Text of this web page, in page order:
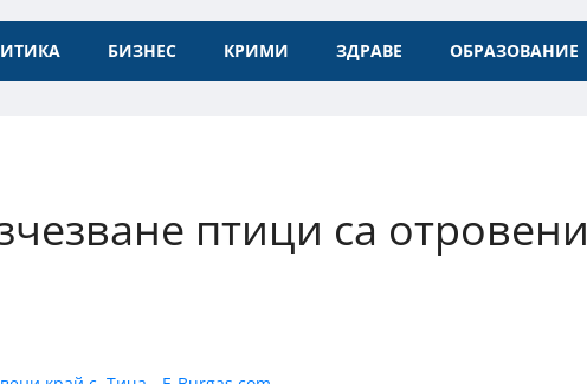
БИЗНЕС КРИМИ ЗДРАВЕ ОБРАЗОВАНИЕ
птици са отровени